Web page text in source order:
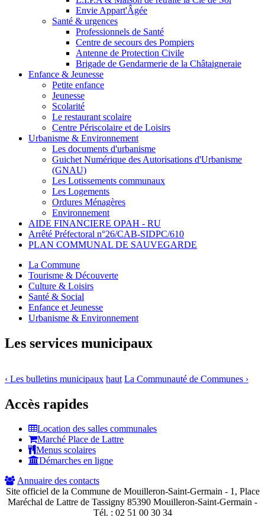
Envie Appart'Âgée
Santé & urgences
Professionnels de Santé
Centre de secours des Pompiers
Antenne de Protection Civile
Brigade de Gendarmerie de la Châtaigneraie
Enfance & Jeunesse
Petite enfance
Jeunesse
Scolarité
Le restaurant scolaire
Centre Périscolaire et de Loisirs
Urbanisme & Environnement
Les documents d'urbanisme
Guichet Numérique des Autorisations d'Urbanisme
(GNAU)
Les Lotissements communaux
Les Logements
Ordures Ménagères
Environnement
AIDE FINANCIERE OPAH - RU
Arrêté Préfectoral n°26/CAB-SIDPC/610
PLAN COMMUNAL DE SAUVEGARDE
La Commune
Tourisme & Découverte
Culture & Loisirs
Santé & Social
Enfance et Jeunesse
Urbanisme & Environnement
Les services municipaux
‹ Les bulletins municipaux haut La Communauté de Communes ›
Accès rapides
Location des salles communales
Marché Place de Lattre
Menus scolaires
Démarches en ligne
Annuaire des contacts
Site officiel de la Commune de Mouilleron-Saint-Germain - 1, Place
Maréchal de Lattre de Tassigny 85390 Mouilleron-Saint-Germain -
Tél. : 02 51 00 30 34